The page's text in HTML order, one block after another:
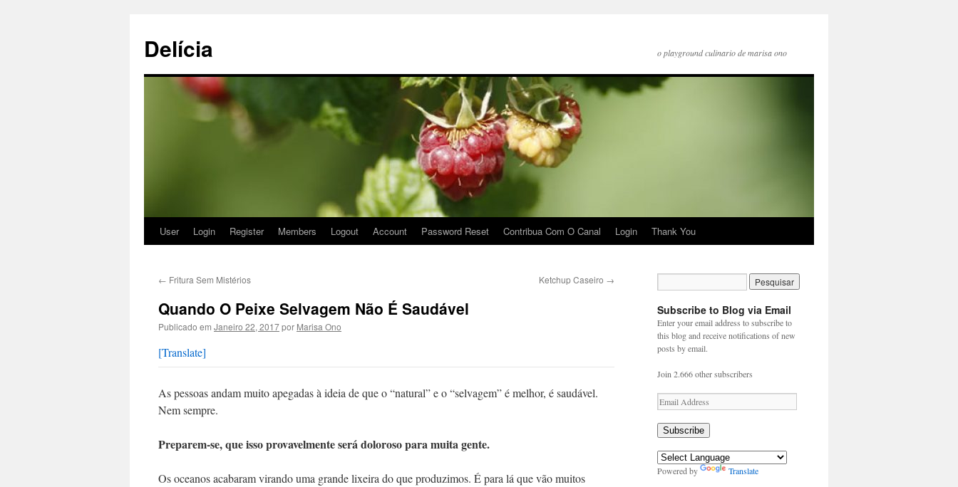
Delícia o playground culinario de marisa ono
Saltar
conteúdo
User Login Register Members Logout Account Password Reset Contribua Com O Canal Login Thank You
← Fritura Sem Mistérios Ketchup Caseiro →
Quando O Peixe Selvagem Não É Saudável
Publicado em Janeiro 22, 2017por Marisa Ono
[Translate]
As pessoas andam muito apegadas à ideia de que o “natural” e o “selvagem” é melhor, é saudável.
Nem sempre.
Preparem-se, que isso provavelmente será doloroso para muita gente.
Os oceanos acabaram virando uma grande lixeira do que produzimos. É para lá que vão muitos
Subscribe to Blog via Email
Enter your email address to subscribe to
this blog and receive notifications of new
posts by email.
Join 2.666 other subscribers
Email
Address
Subscribe
Powered by Translate